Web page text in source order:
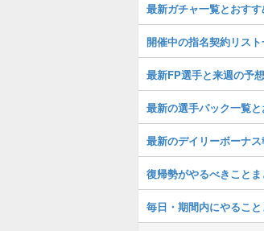
最新ガチャ一覧とおす
開催中の指名契約リス
最新FP選手と来週の予想
最新の選手パック一覧
最新のデイリーボーナ
復帰勢がやるべきこと
毎日・期間内にやるこ